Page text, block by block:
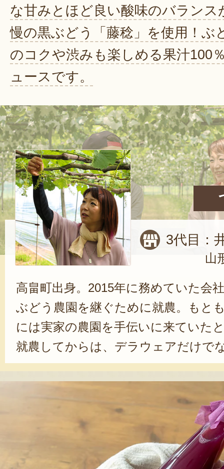
な甘みとほど良い酸味のバランス
慢の黒ぶどう「藤稔」を使用！ぶ
のコクや渋みも楽しめる果汁100
ュースです。
3代目：
山
高畠町出身。2015年に務めていた会
ぶどう農園を継ぐために就農。もと
には実家の農園を手伝いに来ていた
就農してからは、デラウェアだけで
栽培にも挑戦。2020年にはご主人も
ことで、より心強くなったと語る。
が子のように思えてきました。すく
子が可愛くてたまりません」と幸江